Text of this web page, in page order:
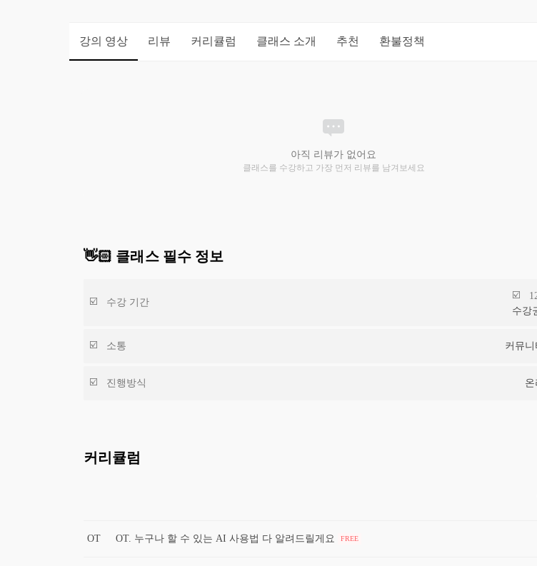
강의 영상 리뷰 커리큘럼 클래스 소개 추천 환불정책
아직 리뷰가 없어요
클래스를 수강하고 가장 먼저 리뷰를 남겨보세요
👋🏻 클래스 필수 정보
수강 기간
수강
소통 커뮤니
진행방식 온
커리큘럼
OT OT. 누구나 할 수 있는 AI 사용법 다 알려드릴게요 FREE